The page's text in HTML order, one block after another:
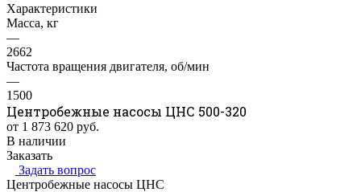
Характеристики
Масса, кг
—
2662
Частота вращения двигателя, об/мин
—
1500
Центробежные насосы ЦНС 500-320
от 1 873 620 руб.
В наличии
Заказать
Задать вопрос
Центробежные насосы ЦНС